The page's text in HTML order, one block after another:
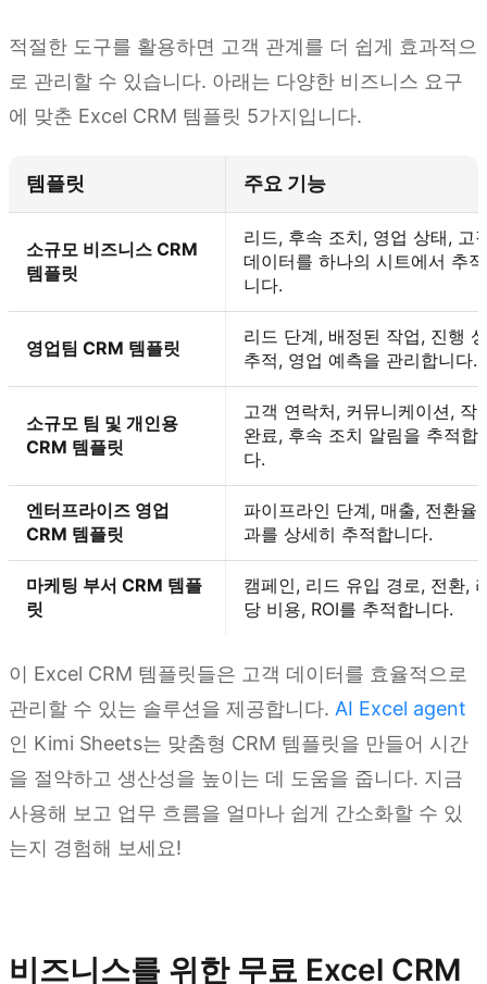
적절한 도구를 활용하면 고객 관계를 더 쉽게 효과적으
로 관리할 수 있습니다. 아래는 다양한 비즈니스 요구
에 맞춘 Excel CRM 템플릿 5가지입니다.
템플릿 주요 기능
소규모 비즈니스 CRM
템플릿
리드, 후속 조치, 영업 상태, 고
데이터를 하나의 시트에서 추
니다.
영업팀 CRM 템플릿
리드 단계, 배정된 작업, 진행
추적, 영업 예측을 관리합니다.
소규모 팀 및 개인용
CRM 템플릿
고객 연락처, 커뮤니케이션, 작
완료, 후속 조치 알림을 추적합
다.
엔터프라이즈 영업
CRM 템플릿
파이프라인 단계, 매출, 전환율,
과를 상세히 추적합니다.
마케팅 부서 CRM 템플
릿
캠페인, 리드 유입 경로, 전환,
당 비용, ROI를 추적합니다.
이 Excel CRM 템플릿들은 고객 데이터를 효율적으로
관리할 수 있는 솔루션을 제공합니다. AI Excel agent
인 Kimi Sheets는 맞춤형 CRM 템플릿을 만들어 시간
을 절약하고 생산성을 높이는 데 도움을 줍니다. 지금
사용해 보고 업무 흐름을 얼마나 쉽게 간소화할 수 있
는지 경험해 보세요!
비즈니스를 위한 무료 Excel CRM